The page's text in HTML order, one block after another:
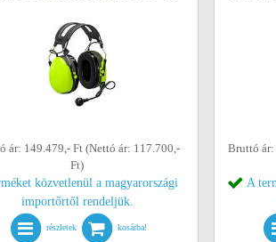
ár: 149.479,- Ft (Nettó ár: 117.700,-
Ft)
közvetlenül a magyarországi
importőrtől rendeljük.
részletek kosárba!
Bruttó
A